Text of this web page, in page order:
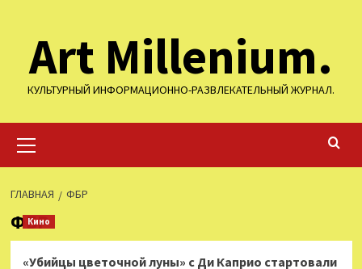
содержимому
Art Millenium.
КУЛЬТУРНЫЙ ИНФОРМАЦИОННО-РАЗВЛЕКАТЕЛЬНЫЙ ЖУРНАЛ.
меню
ГЛАВНАЯ ФБР
ФБР
Кино
«Убийцы цветочной луны» с Ди Каприо стартовали